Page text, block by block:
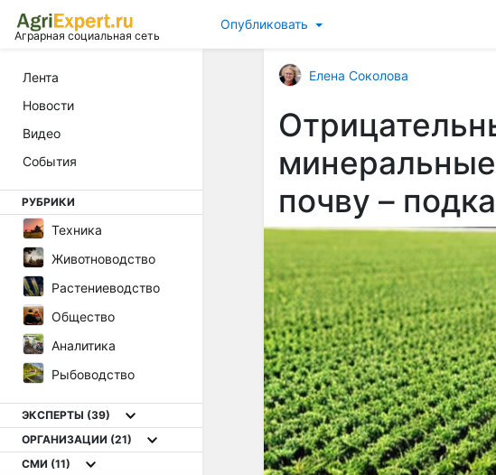
Аграрная социальная сеть
Опубликовать
Лента
Новости
Видео
События
РУБРИКИ
Техника
Животноводство
Растениеводство
Общество
Аналитика
Рыбоводство
ЭКСПЕРТЫ (39)
ОРГАНИЗАЦИИ (21)
СМИ (11)
Елена Соколова
почву –